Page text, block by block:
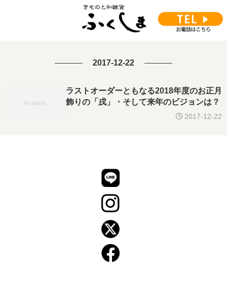
2017-12-22
ラストオーダーともなる2018年度のお正月
飾りの「戌」・そして来年のビジョンは？
2017-12-22